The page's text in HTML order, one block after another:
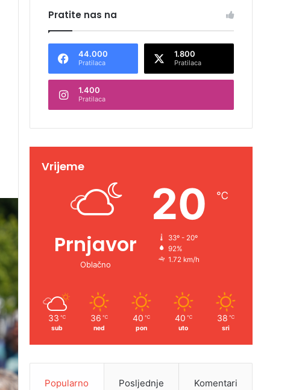
Pratite nas na
44.000
Pratilaca
1.800
Pratilaca
1.400
Pratilaca
Vrijeme
Prnjavor
Oblačno
20 ℃
33º - 20º
92%
1.72 km/h
33 ℃
sub
36 ℃
ned
40 ℃
pon
40 ℃
uto
38 ℃
sri
Popularno Posljednje Komentari